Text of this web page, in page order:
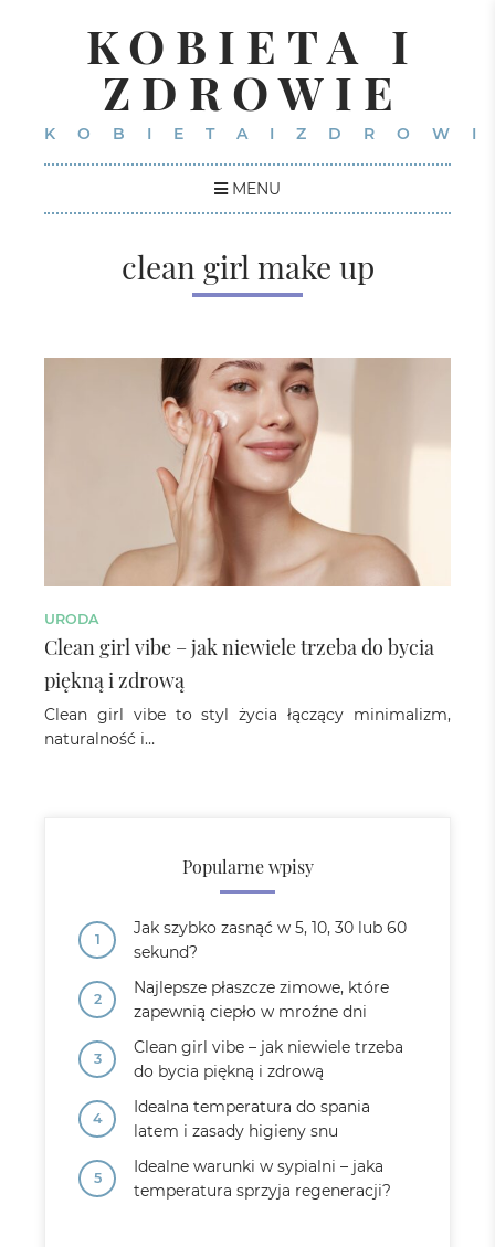
KOBIETA I
ZDROWIE
MENU
clean girl make up
URODA
Clean girl vibe – jak niewiele trzeba do bycia
piękną i zdrową
Clean girl vibe to styl życia łączący minimalizm,
naturalność i…
Popularne wpisy
Jak szybko zasnąć w 5, 10, 30 lub 60
sekund?
Najlepsze płaszcze zimowe, które
zapewnią ciepło w mroźne dni
Clean girl vibe – jak niewiele trzeba
do bycia piękną i zdrową
Idealna temperatura do spania
latem i zasady higieny snu
Idealne warunki w sypialni – jaka
temperatura sprzyja regeneracji?